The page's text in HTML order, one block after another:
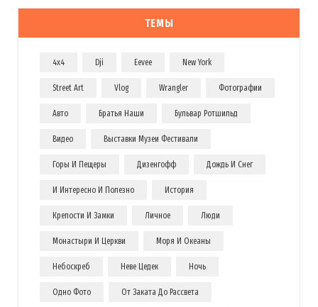
ТЕМЫ
4x4 Dji Eevee New York
Street Art Vlog Wrangler Фотографии
Авто Братья Наши Бульвар Ротшильд
Видео Выставки Музеи Фестивали
Горы И Пещеры Дизенгофф Дождь И Снег
И Интересно И Полезно История
Крепости И Замки Личное Люди
Монастыри И Церкви Моря И Океаны
Небоскреб Неве Цедек Ночь
Одно Фото От Заката До Рассвета